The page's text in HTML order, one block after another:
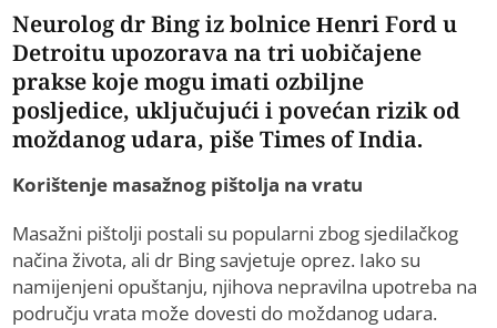
Neurolog dr Bing iz bolnice Henri Ford u
Detroitu upozorava na tri uobičajene
prakse koje mogu imati ozbiljne
posljedice, uključujući i povećan rizik od
moždanog udara, piše Times of India.
Korištenje masažnog pištolja na vratu
Masažni pištolji postali su popularni zbog sjedilačkog
načina života, ali dr Bing savjetuje oprez. Iako su
namijenjeni opuštanju, njihova nepravilna upotreba na
području vrata može dovesti do moždanog udara.